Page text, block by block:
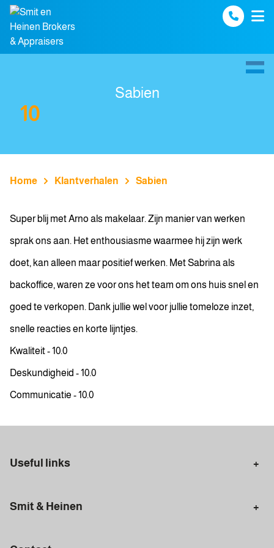
Spring naar inhoud
Sabien
10
Home Klantverhalen Sabien
Super blij met Arno als makelaar. Zijn manier van werken
sprak ons aan. Het enthousiasme waarmee hij zijn werk
doet, kan alleen maar positief werken. Met Sabrina als
backoffice, waren ze voor ons het team om ons huis snel en
goed te verkopen. Dank jullie wel voor jullie tomeloze inzet,
snelle reacties en korte lijntjes.
Kwaliteit - 10.0
Deskundigheid - 10.0
Communicatie - 10.0
Useful links
Smit & Heinen